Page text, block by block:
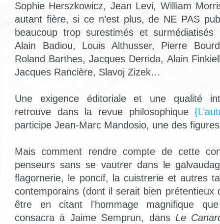
Sophie Herszkowicz, Jean Levi, William
autant fière, si ce n’est plus, de NE PAS
beaucoup trop surestimés et
Alain Badiou, Louis Althusser, Pierre
Roland Barthes, Jacques Derrida, Alain
Jacques Rancière, Slavoj Zizek…
Une exigence éditoriale et une qualité
retrouve dans la revue philosophique
participe Jean-Marc Mandosio, une des
Mais comment rendre compte de cette
penseurs sans se vautrer dans le
flagornerie, le poncif, la cuistrerie et autres
contemporains (dont il serait bien prétentieux
être en citant l’hommage magnifique
consacra à Jaime Semprun, dans Le